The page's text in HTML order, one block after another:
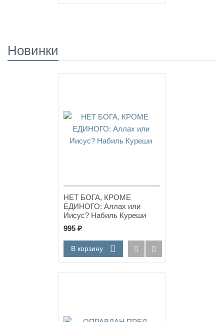
Новинки
НЕТ БОГА, КРОМЕ
ЕДИНОГО: Аллах или
Иисус? Набиль Куреши
995 ₽
В корзину